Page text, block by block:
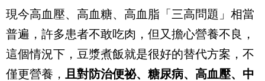
現今高血壓、高血糖、高血脂「三高問題」相當
普遍，許多患者不敢吃肉，但又擔心營養不良，
這個情況下，豆漿煮飯就是很好的替代方案，不
僅更營養，
且對防治便祕、糖尿病、高血壓、中